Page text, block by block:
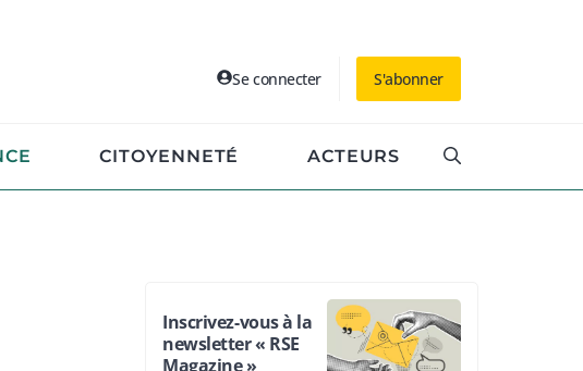
Se connecter S'abonner
CITOYENNETÉ ACTEURS
Inscrivez-vous à la
newsletter « RSE
Magazine »